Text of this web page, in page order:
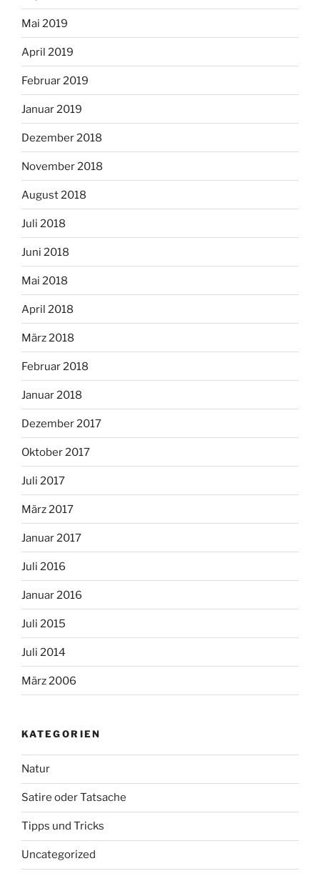
Mai 2019
April 2019
Februar 2019
Januar 2019
Dezember 2018
November 2018
August 2018
Juli 2018
Juni 2018
Mai 2018
April 2018
März 2018
Februar 2018
Januar 2018
Dezember 2017
Oktober 2017
Juli 2017
März 2017
Januar 2017
Juli 2016
Januar 2016
Juli 2015
Juli 2014
März 2006
KATEGORIEN
Natur
Satire oder Tatsache
Tipps und Tricks
Uncategorized